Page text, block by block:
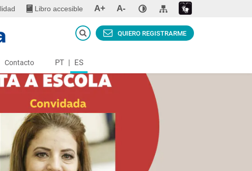
Libro accesible A+ A-
Contacto PT | ES
QUIERO REGISTRARME